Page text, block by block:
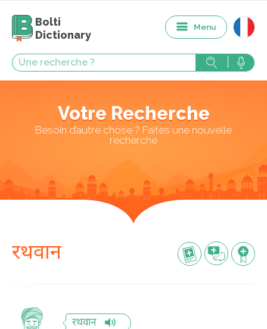
Bolti
Dictionary
Menu
Votre Recherche
Besoin d’autre chose ? Faites une nouvelle
recherche
रथवान
रथवान